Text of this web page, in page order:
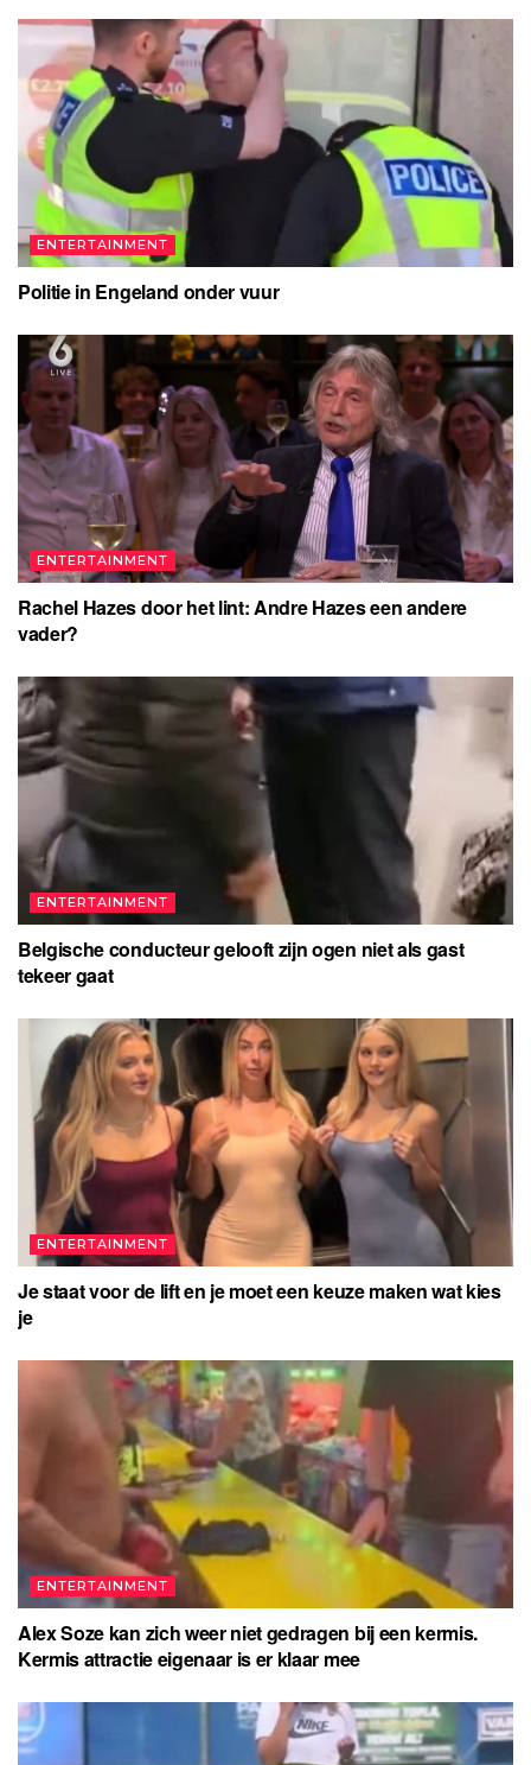
o
ENTERTAINMENT
Politie in Engeland onder vuur
ENTERTAINMENT
Rachel Hazes door het lint: Andre Hazes een andere
vader?
ENTERTAINMENT
Belgische conducteur gelooft zijn ogen niet als gast
tekeer gaat
ENTERTAINMENT
Je staat voor de lift en je moet een keuze maken wat kies
je
ENTERTAINMENT
Alex Soze kan zich weer niet gedragen bij een kermis.
Kermis attractie eigenaar is er klaar mee